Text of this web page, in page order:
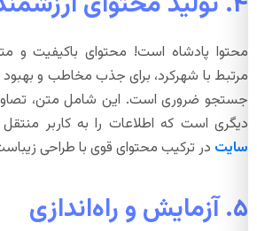
محتوا پادشاه است! محتوای باکیفیت و
مرتبط با شهرکرد، برای جذب مخاطب و
جستجو ضروری است. این شامل متن،
دیگری است که اطلاعات را به کاربر
سایت در ترکیب محتوای قوی با طراحی
۵. آزمایش و راه‌اندازی